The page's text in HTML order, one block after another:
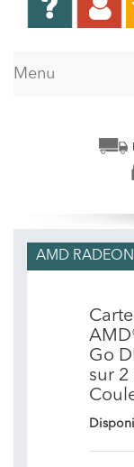
Menu
AMD
Go
sur 2